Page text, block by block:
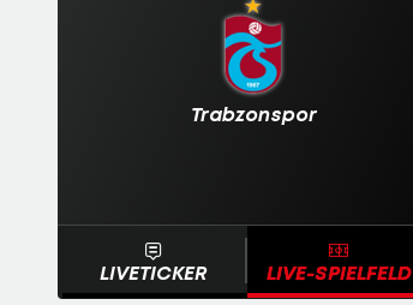
Trabzonspor
LIVETICKER LIVE-SPIELFELD